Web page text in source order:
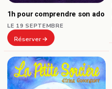
1h pour comprendre son ado
LE 19 SEPTEMBRE
Réserver